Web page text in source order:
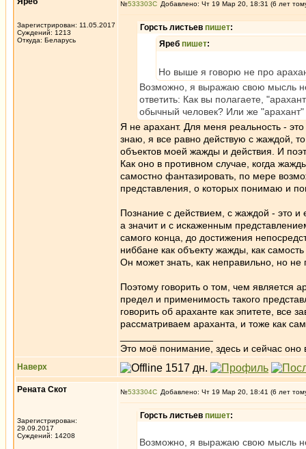
Зарегистрирован: 11.05.2017
Суждений: 1213
Откуда: Беларусь
№533303 Добавлено: Чт 19 Мар 20, 18:31 (6 лет
Горсть листьев пишет:
Яреб пишет:
Но выше я говорю не про
Возможно, я выражаю свою мысль
ответить: Как вы полагаете,
обычный человек? Или же "арахант"
Я не арахант. Для меня реальность -
знаю, я все равно действую с жаждой,
объектов моей жажды и действия. И
Как оно в противном случае, когда
самостно фантазировать, по мере
представления, о которых понимаю и
Познание с действием, с жаждой - это
а значит и с искаженным
самого конца, до достижения
ниббане как объекту жажды, как
Он может знать, как неправильно, но
Поэтому говорить о том, чем является
предел и применимость такого
говорить об араханте как эпитете, все
рассматриваем араханта, и тоже как
Это моё понимание, здесь и сейчас оно
Наверх
Рената Скот
Зарегистрирован:
29.09.2017
Суждений: 14208
№533304 Добавлено: Чт 19 Мар 20, 18:41 (6 лет
Горсть листьев пишет:
Возможно, я выражаю свою мысль